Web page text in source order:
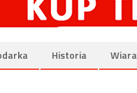
Historia Wiara